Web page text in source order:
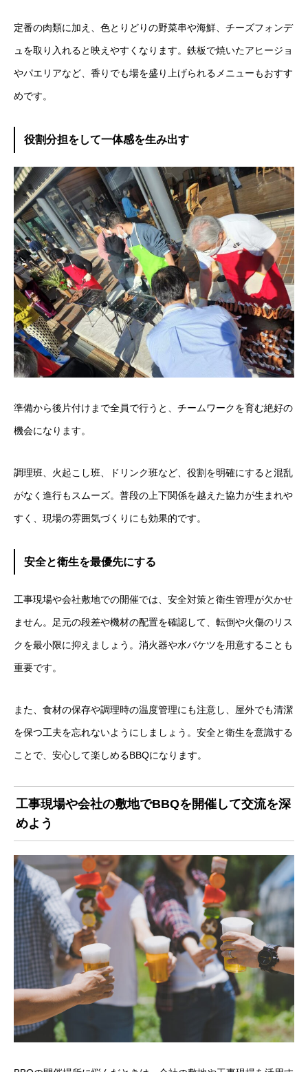
定番の肉類に加え、色とりどりの野菜串や海鮮、チーズフォンデ
ュを取り入れると映えやすくなります。鉄板で焼いたアヒージョ
やパエリアなど、香りでも場を盛り上げられるメニューもおすす
めです。
役割分担をして一体感を生み出す
準備から後片付けまで全員で行うと、チームワークを育む絶好の
機会になります。
調理班、火起こし班、ドリンク班など、役割を明確にすると混乱
がなく進行もスムーズ。普段の上下関係を越えた協力が生まれや
すく、現場の雰囲気づくりにも効果的です。
安全と衛生を最優先にする
工事現場や会社敷地での開催では、安全対策と衛生管理が欠かせ
ません。足元の段差や機材の配置を確認して、転倒や火傷のリス
クを最小限に抑えましょう。消火器や水バケツを用意することも
重要です。
また、食材の保存や調理時の温度管理にも注意し、屋外でも清潔
を保つ工夫を忘れないようにしましょう。安全と衛生を意識する
ことで、安心して楽しめるBBQになります。
工事現場や会社の敷地でBBQを開催して交流を深
めよう